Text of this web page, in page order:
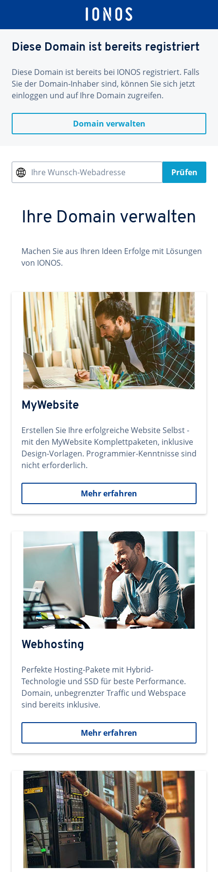
Diese Domain ist bereits registriert
Diese Domain ist bereits bei IONOS registriert. Falls
Sie der Domain-Inhaber sind, können Sie sich jetzt
einloggen und auf Ihre Domain zugreifen.
Domain verwalten
Ihre Wunsch-Webadresse Prüfen
Ihre Domain verwalten
Machen Sie aus Ihren Ideen Erfolge mit Lösungen
von IONOS.
MyWebsite
Erstellen Sie Ihre erfolgreiche Website Selbst -
mit den MyWebsite Komplettpaketen, inklusive
Design-Vorlagen. Programmier-Kenntnisse sind
nicht erforderlich.
Mehr erfahren
Webhosting
Perfekte Hosting-Pakete mit Hybrid-
Technologie und SSD für beste Performance.
Domain, unbegrenzter Traffic und Webspace
sind bereits inklusive.
Mehr erfahren